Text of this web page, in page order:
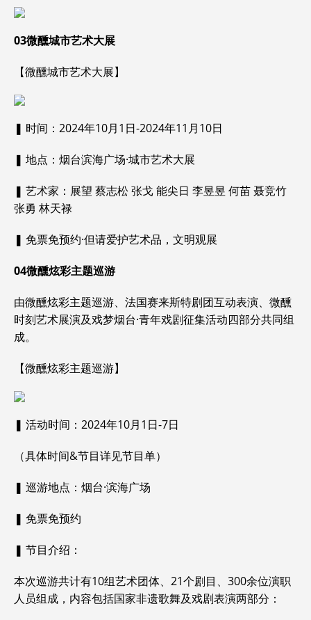
03微醺城市艺术大展
【微醺城市艺术大展】
❚ 时间：2024年10月1日-2024年11月10日
❚ 地点：烟台滨海广场·城市艺术大展
❚ 艺术家：展望 蔡志松 张戈 能尖日 李昱昱 何苗 聂竞竹
张勇 林天禄
❚ 免票免预约·但请爱护艺术品，文明观展
04微醺炫彩主题巡游
由微醺炫彩主题巡游、法国赛来斯特剧团互动表演、微醺
时刻艺术展演及戏梦烟台·青年戏剧征集活动四部分共同组
成。
【微醺炫彩主题巡游】
❚ 活动时间：2024年10月1日-7日
（具体时间&节目详见节目单）
❚ 巡游地点：烟台·滨海广场
❚ 免票免预约
❚ 节目介绍：
本次巡游共计有10组艺术团体、21个剧目、300余位演职
人员组成，内容包括国家非遗歌舞及戏剧表演两部分：